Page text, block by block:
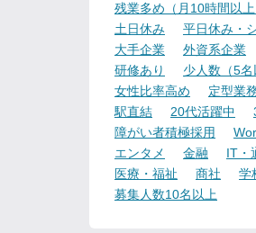
残業多め（月10時間以上
土日休み
平日休み・
大手企業
外資系企業
研修あり
少人数（5
女性比率高め
定型業
駅直結
20代活躍中
障がい者積極採用
エンタメ
金融 IT・
医療・福祉
商社 学
募集人数10名以上